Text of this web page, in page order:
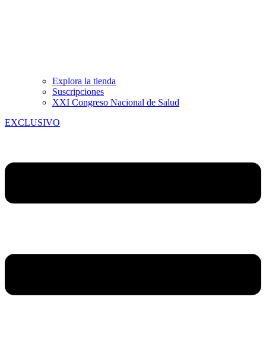
Explora la tienda
Suscripciones
XXI Congreso Nacional de Salud
EXCLUSIVO